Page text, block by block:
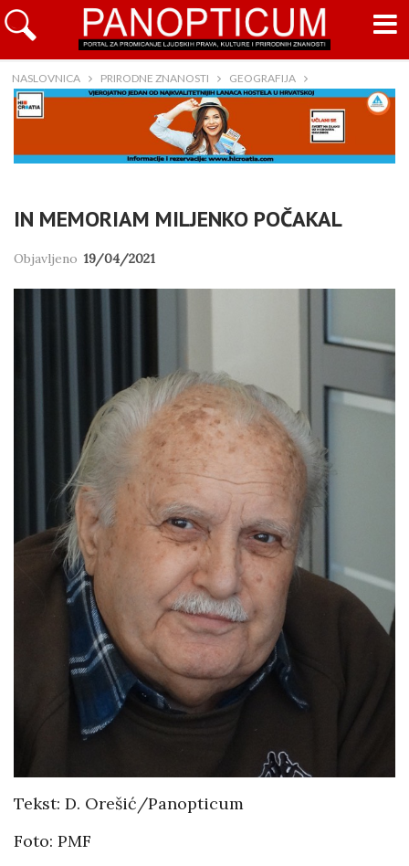
NASLOVNICA PRIRODNE ZNANOSTI GEOGRAFIJA
IN MEMORIAM MILJENKO POČAKAL
Objavljeno 19/04/2021
Tekst: D. Orešić/Panopticum
Foto: PMF